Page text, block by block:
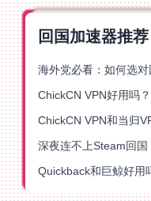
回国加速器推荐
深夜连不上Steam回